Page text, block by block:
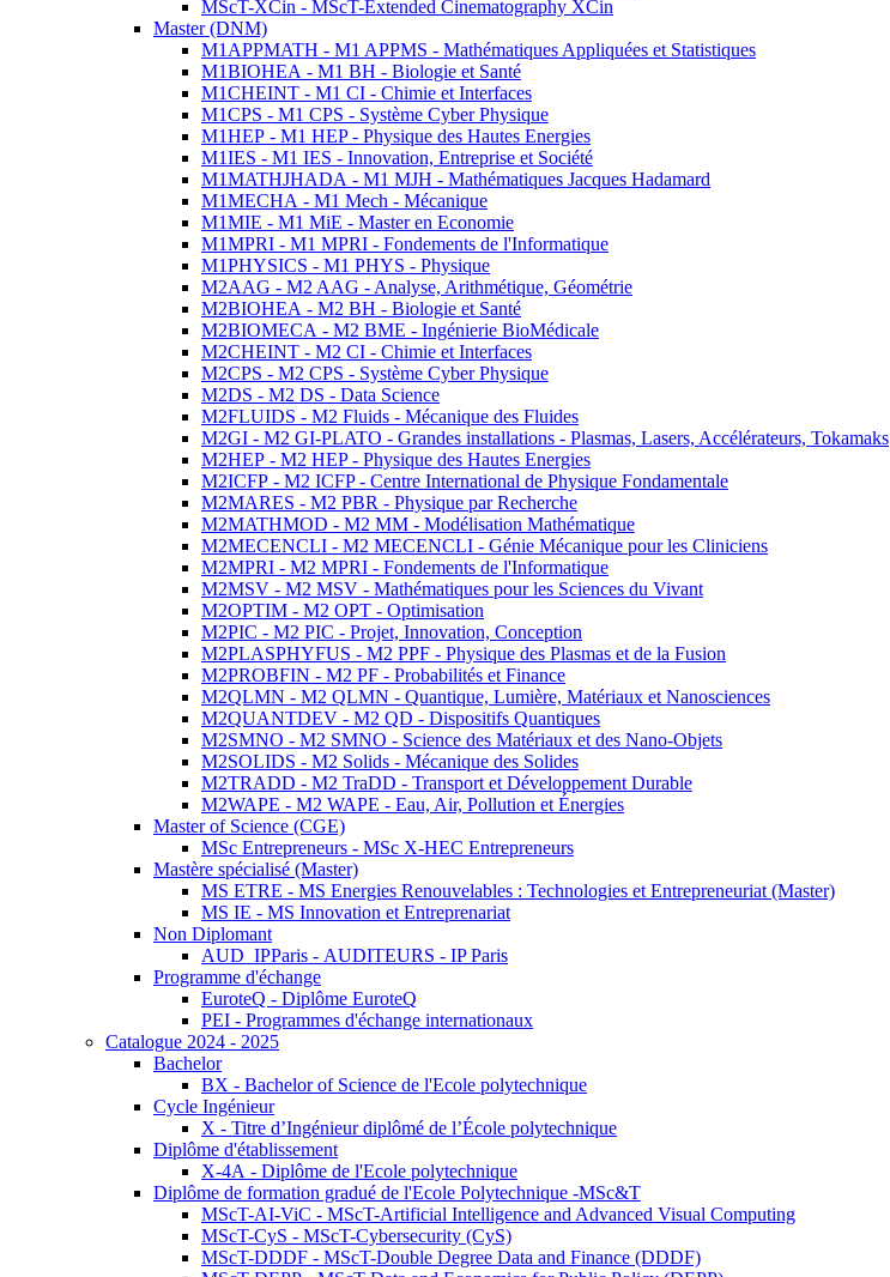
MScT-XCin - MScT-Extended Cinematography XCin
Master (DNM)
M1APPMATH - M1 APPMS - Mathématiques Appliquées et Statistiques
M1BIOHEA - M1 BH - Biologie et Santé
M1CHEINT - M1 CI - Chimie et Interfaces
M1CPS - M1 CPS - Système Cyber Physique
M1HEP - M1 HEP - Physique des Hautes Energies
M1IES - M1 IES - Innovation, Entreprise et Société
M1MATHJHADA - M1 MJH - Mathématiques Jacques Hadamard
M1MECHA - M1 Mech - Mécanique
M1MIE - M1 MiE - Master en Economie
M1MPRI - M1 MPRI - Fondements de l'Informatique
M1PHYSICS - M1 PHYS - Physique
M2AAG - M2 AAG - Analyse, Arithmétique, Géométrie
M2BIOHEA - M2 BH - Biologie et Santé
M2BIOMECA - M2 BME - Ingénierie BioMédicale
M2CHEINT - M2 CI - Chimie et Interfaces
M2CPS - M2 CPS - Système Cyber Physique
M2DS - M2 DS - Data Science
M2FLUIDS - M2 Fluids - Mécanique des Fluides
M2GI - M2 GI-PLATO - Grandes installations - Plasmas, Lasers, Accélérateurs, Tokamaks
M2HEP - M2 HEP - Physique des Hautes Energies
M2ICFP - M2 ICFP - Centre International de Physique Fondamentale
M2MARES - M2 PBR - Physique par Recherche
M2MATHMOD - M2 MM - Modélisation Mathématique
M2MECENCLI - M2 MECENCLI - Génie Mécanique pour les Cliniciens
M2MPRI - M2 MPRI - Fondements de l'Informatique
M2MSV - M2 MSV - Mathématiques pour les Sciences du Vivant
M2OPTIM - M2 OPT - Optimisation
M2PIC - M2 PIC - Projet, Innovation, Conception
M2PLASPHYFUS - M2 PPF - Physique des Plasmas et de la Fusion
M2PROBFIN - M2 PF - Probabilités et Finance
M2QLMN - M2 QLMN - Quantique, Lumière, Matériaux et Nanosciences
M2QUANTDEV - M2 QD - Dispositifs Quantiques
M2SMNO - M2 SMNO - Science des Matériaux et des Nano-Objets
M2SOLIDS - M2 Solids - Mécanique des Solides
M2TRADD - M2 TraDD - Transport et Développement Durable
M2WAPE - M2 WAPE - Eau, Air, Pollution et Énergies
Master of Science (CGE)
MSc Entrepreneurs - MSc X-HEC Entrepreneurs
Mastère spécialisé (Master)
MS ETRE - MS Energies Renouvelables : Technologies et Entrepreneuriat (Master)
MS IE - MS Innovation et Entreprenariat
Non Diplomant
AUD_IPParis - AUDITEURS - IP Paris
Programme d'échange
EuroteQ - Diplôme EuroteQ
PEI - Programmes d'échange internationaux
Catalogue 2024 - 2025
Bachelor
BX - Bachelor of Science de l'Ecole polytechnique
Cycle Ingénieur
X - Titre d’Ingénieur diplômé de l’École polytechnique
Diplôme d'établissement
X-4A - Diplôme de l'Ecole polytechnique
Diplôme de formation gradué de l'Ecole Polytechnique -MSc&T
MScT-AI-ViC - MScT-Artificial Intelligence and Advanced Visual Computing
MScT-CyS - MScT-Cybersecurity (CyS)
MScT-DDDF - MScT-Double Degree Data and Finance (DDDF)